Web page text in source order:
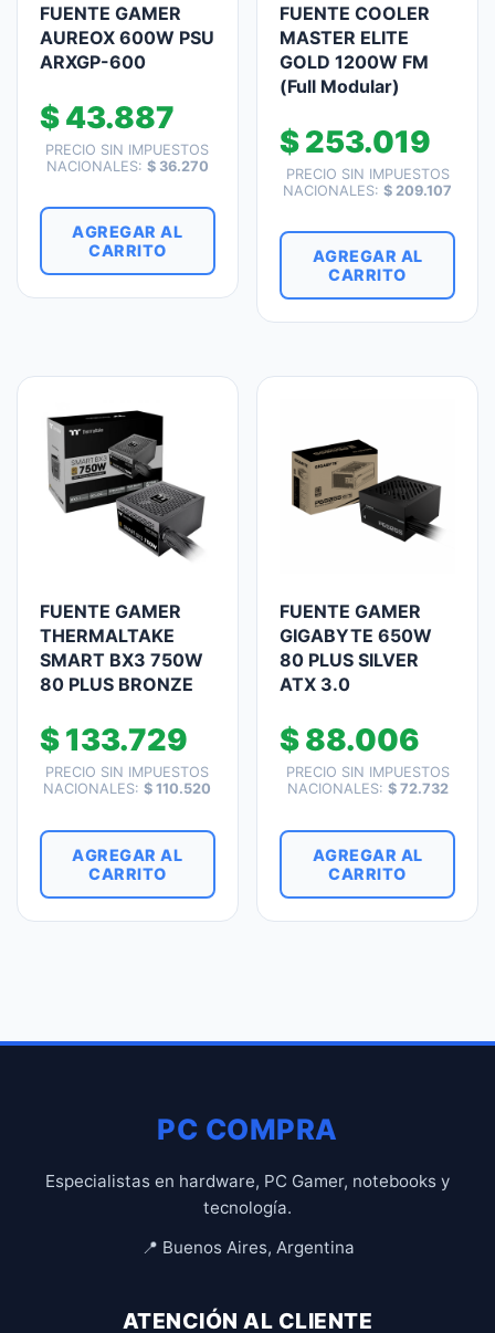
FUENTE GAMER
AUREOX 600W PSU
ARXGP-600
$43.887
PRECIO SIN IMPUESTOS
NACIONALES: $36.270
AGREGAR AL
CARRITO
FUENTE COOLER
MASTER ELITE
GOLD 1200W FM
(Full Modular)
$253.019
PRECIO SIN IMPUESTOS
NACIONALES:$ 209.107
AGREGAR AL
CARRITO
FUENTE GAMER
THERMALTAKE
SMART BX3 750W
80 PLUS BRONZE
$133.729
PRECIO SIN IMPUESTOS
NACIONALES:$ 110.520
AGREGAR AL
CARRITO
FUENTE GAMER
GIGABYTE 650W
80 PLUS SILVER
ATX 3.0
$88.006
PRECIO SIN IMPUESTOS
NACIONALES: $72.732
AGREGAR AL
CARRITO
PC COMPRA
Especialistas en hardware, PC Gamer, notebooks y
tecnología.
📍 Buenos Aires, Argentina
ATENCIÓN AL CLIENTE